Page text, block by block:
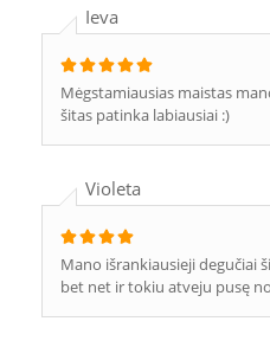
Ieva
Mėgstamiausias maistas
šitas patinka labiausiai :)
Violeta
Mano išrankiausieji degučiai
bet net ir tokiu atveju pusę